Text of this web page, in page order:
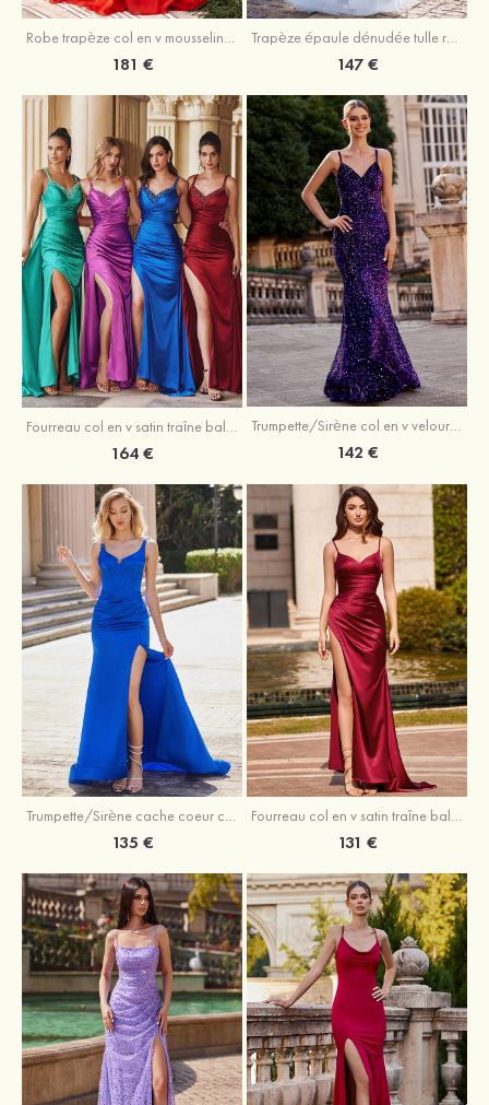
Robe trapèze col en v mousseline ras du sol robe de bal
181 €
Trapèze épaule dénudée tulle ras du sol robe de bal
147 €
Fourreau col en v satin traîne balayage robe de bal
164 €
Trumpette/Sirène col en v velours paillettes traîne balayage robe de bal
142 €
Trumpette/Sirène cache coeur charmeuse traîne balayage robe de bal
135 €
Fourreau col en v satin traîne balayage robe de bal
131 €